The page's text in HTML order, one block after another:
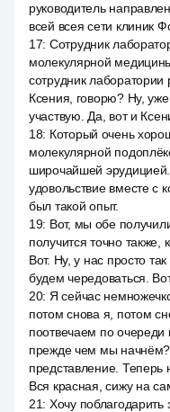
руководитель
всей всея сети клиник
17: Сотрудник
молекулярной медицины
сотрудник
Ксения, говорю? Ну,
участвую. Да, вот и
18: Который очень
молекулярной
широчайшей
удовольствие вместе с
был такой опыт.
19: Вот, мы обе
получится точно
Вот. Ну, у нас просто
будем чередоваться.
20: Я сейчас
потом снова я, потом
поотвечаем по очереди
прежде чем мы
представление. Теперь
Вся красная, сижу на
21: Хочу